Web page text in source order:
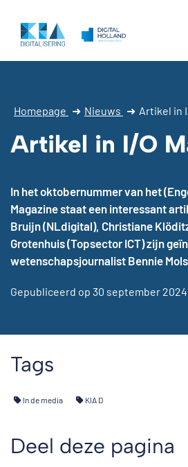
Homepage ➜ Nieuws ➜ Artikel in
Artikel in I/O
In het oktobernummer van het
Magazine staat een interessant
Bruijn (NLdigital), Christiane
Grotenhuis (Topsector ICT) zijn
wetenschapsjournalist Bennie
Gepubliceerd op 30 september 2024
Tags
In de media KIA D
Deel deze pagina